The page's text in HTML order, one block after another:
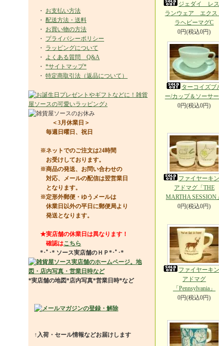
・ お支払い方法
・ 配送方法・送料
・ お買い物の方法
・ プライバシーポリシー
・ ラッピングについて
・ よくある質問 Q&A
・ *サイトマップ*
・ 特定商取引法（返品について）
＜3月休業日＞
毎週日曜日、祝日
※ネットでのご注文は24時間
お受けしております。
※商品の発送、お問い合わせの
対応、メールの配信は翌営業日
となります。
※定形外郵便・ゆうメールは
休業日以外の平日に郵便局より
発送となります。
★実店舗の休業日は異なります！
確認はこちら
*･ﾟ･* ソース実店舗のＨＰ*･ﾟ･*
*実店舗の地図*店内写真*営業日時*など
↑入荷・セール情報などお届けします
ジェダイ レ
ランウェア エクス
ラヘビーマグC
0円(税込0円)
ターコイズブ
ー/カップ＆ソーサ
0円(税込0円)
ファイヤーキ
アドマグ「THE
MARTHA SESSION
0円(税込0円)
ファイヤーキ
アドマグ
「Pennsylvania」
0円(税込0円)